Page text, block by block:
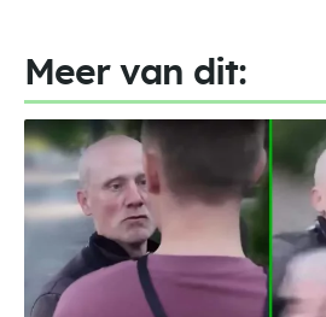
Meer van dit: